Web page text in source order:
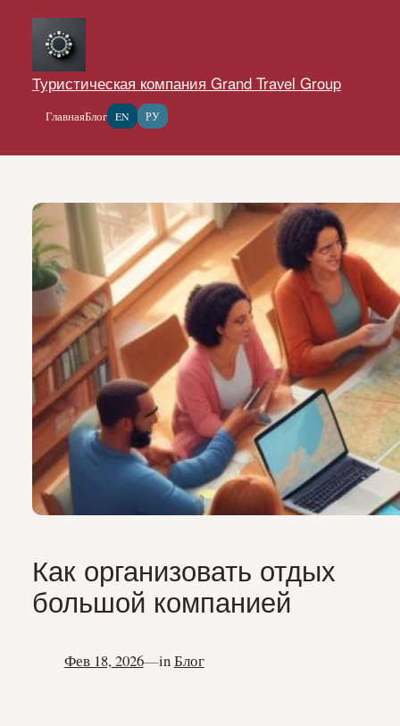
содержимому
Туристическая компания Grand Travel Group
ГлавнаяБлог EN РУ
Как организовать отдых
большой компанией
Фев 18, 2026—inБлог